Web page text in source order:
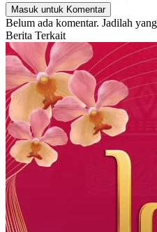
Masuk untuk Komentar
Belum ada komentar. Jadilah
Berita Terkait